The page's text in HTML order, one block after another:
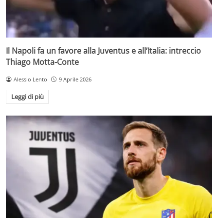
Il Napoli fa un favore alla Juventus e all’Italia: intreccio
Thiago Motta-Conte
Alessio Lento 9 Aprile 2026
Leggi di più